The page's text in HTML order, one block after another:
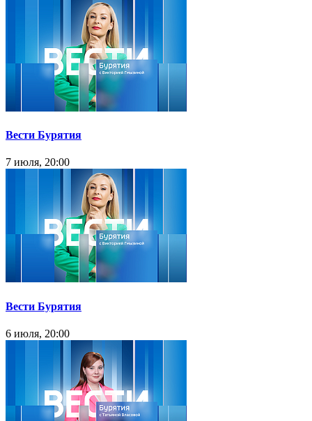
Вести Бурятия
7 июля, 20:00
Вести Бурятия
6 июля, 20:00